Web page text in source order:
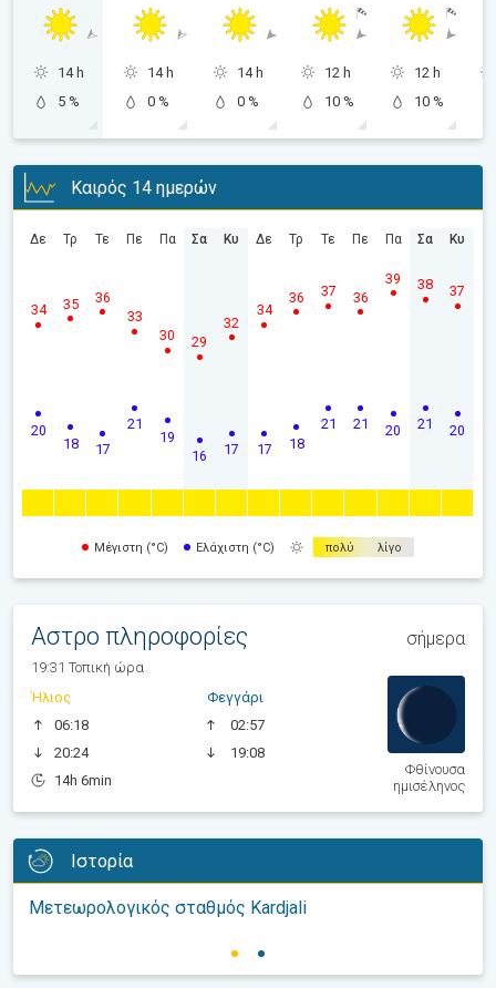
14 h
5 %
14 h
0 %
14 h
0 %
12 h
10 %
12 h
10 %
Καιρός 14 ημερών
Δε
20
34
Τρ
18
35
Τε
17
36
Πε
21
33
Πα
19
30
Σα
16
29
Κυ
17
32
Δε
17
34
Τρ
18
36
Τε
21
37
Πε
21
36
Πα
20
39
Σα
21
38
Κυ
20
37
Μέγιστη (°C) Ελάχιστη (°C) πολύ λίγο
Αστρο πληροφορίες σήμερα
19:31 Τοπική ώρα
Ήλιος
06:18
20:24
14h 6min
Φεγγάρι
02:57
19:08
Φθίνουσα
ημισέληνος
Ιστορία
Μετεωρολογικός σταθμός Kardjali